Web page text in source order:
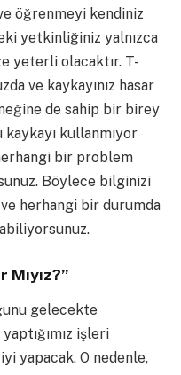
öğrenmeyi kendiniz
yetkinliğiniz yalnızca
yeterli olacaktır. T-
ve kaykayınız hasar
de sahip bir birey
kullanmıyor
bir problem
Böylece bilginizi
herhangi bir durumda
Mıyız?”
gelecekte
işleri
yapacak. O nedenle,